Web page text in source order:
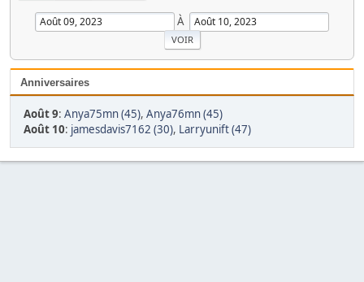
À
Anniversaires
Août 9: Anya75mn (45), Anya76mn (45)
Août 10: jamesdavis7162 (30), Larryunift (47)